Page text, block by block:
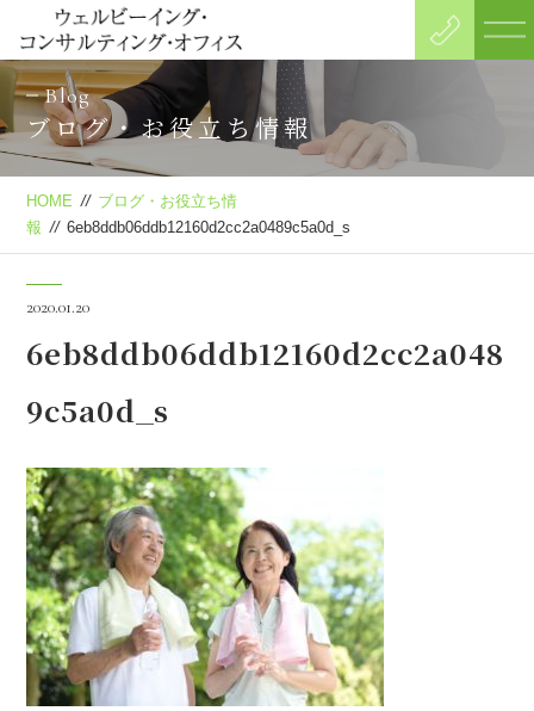
Blog
ブログ・お役立ち情報
HOME // ブログ・お役立ち情
報 // 6eb8ddb06ddb12160d2cc2a0489c5a0d_s
2020.01.20
6eb8ddb06ddb12160d2cc2a048
9c5a0d_s